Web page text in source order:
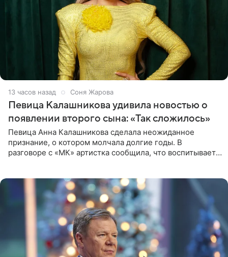
13 часов назад Соня Жарова
Певица Калашникова удивила новостью о
появлении второго сына: «Так сложилось»
Певица Анна Калашникова сделала неожиданное
признание, о котором молчала долгие годы. В
разговоре с «МК» артистка сообщила, что воспитывает